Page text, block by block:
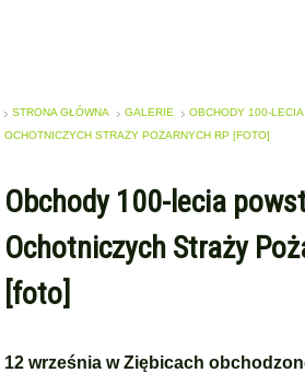
STRONA GŁÓWNA GALERIE
OBCHODY 100-
OCHOTNICZYCH STRAŻY POŻARNYCH RP [FOTO]
Obchody 100-lecia
Ochotniczych Straży
[foto]
12 września w Ziębicach